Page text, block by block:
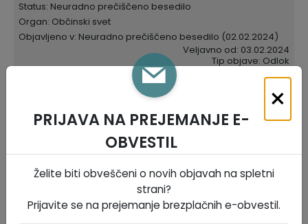
Status: Neuradno prečiščeno besedilo
Organ: Občinski svet
Objavljeno v: Neuradno prečiščeno besedilo (02.02.2024)
Veljavno od: 03.02.2024
Tip objave: Odlok
Odlok o podlagah za odmero komunalnega prispevka
Divača - neuradno prečiščeno besedilo (1)
Status: Neuradno prečiščeno besedilo
Organ: Občinski svet
Objavljeno v: Neuradno prečiščeno besedilo (15.07.2022)
Veljavno od: 16.07.2022
Vsebina: Prispevki
×
PRIJAVA NA PREJEMANJE E-
OBVESTIL
Želite biti obveščeni o novih objavah na spletni
strani?
Prijavite se na prejemanje brezplačnih e-obvestil.